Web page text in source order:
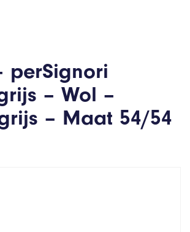
perSignori
– Wol –
– Maat 54/54